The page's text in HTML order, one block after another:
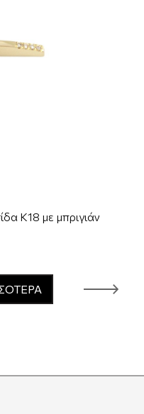
Κ18 με μπριγιάν